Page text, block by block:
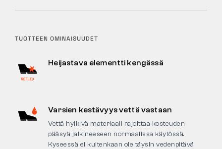
TUOTTEEN OMINAISUUDET
Heijastava elementti kengässä
Varsien kestävyys vettä vastaan
Vettä hylkivä materiaali rajoittaa kosteuden
pääsyä jalkineeseen normaalissa käytössä.
Kyseessä ei kuitenkaan ole täysin vedenpitävä